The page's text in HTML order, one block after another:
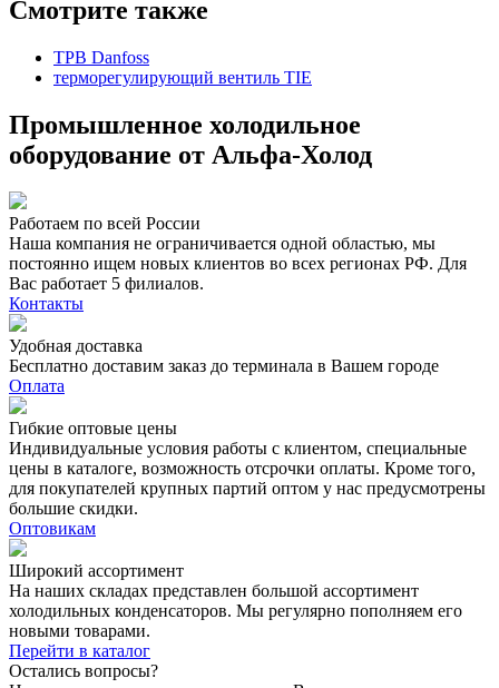
Смотрите также
ТРВ Danfoss
терморегулирующий вентиль TIE
Промышленное холодильное
оборудование от Альфа-Холод
Работаем по всей России
Наша компания не ограничивается одной областью, мы
постоянно ищем новых клиентов во всех регионах РФ. Для
Вас работает 5 филиалов.
Контакты
Удобная доставка
Бесплатно доставим заказ до терминала в Вашем городе
Оплата
Гибкие оптовые цены
Индивидуальные условия работы с клиентом, специальные
цены в каталоге, возможность отсрочки оплаты. Кроме того,
для покупателей крупных партий оптом у нас предусмотрены
большие скидки.
Оптовикам
Широкий ассортимент
На наших складах представлен большой ассортимент
холодильных конденсаторов. Мы регулярно пополняем его
новыми товарами.
Перейти в каталог
Остались вопросы?